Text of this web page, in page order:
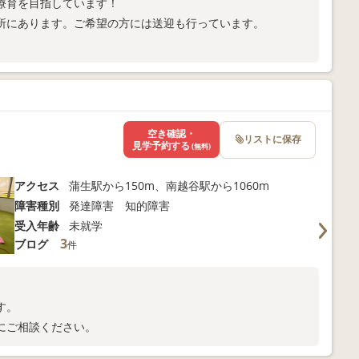
あります。ご希望の方には送迎も行っています。
アクセス
蒲生駅から150m、南越谷駅から1060m
障害種別
発達障害 知的障害
受入年齢
未就学
ブログ
3件
相談ください。
空き確認・
見学予約する (無料) リストに保存